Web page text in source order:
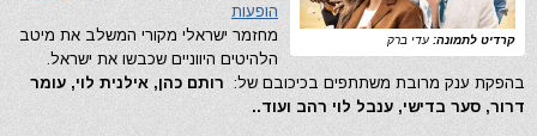
קרדיט לתמונה: עדי ברק
הופעות
מחזמר ישראלי מקורי המשלב את מיטב
הלהיטים היווניים שכבשו את ישראל.
בהפקת ענק מרובת משתתפים בכיכובם של: רותם כהן, אילנית לוי, עומר
דרור, סער בדישי, ענבל לוי רהב ועוד..